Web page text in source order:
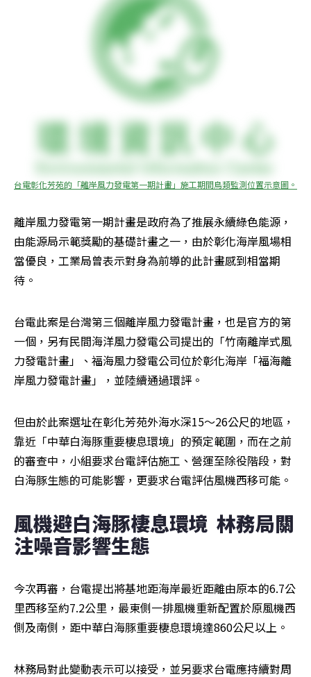
台電彰化芳苑的「離岸風力發電第一期計畫」施工期間鳥類監測位置示意圖。
離岸風力發電第一期計畫是政府為了推展永續綠色能源，
由能源局示範獎勵的基礎計畫之一，由於彰化海岸風場相
當優良，工業局曾表示對身為前導的此計畫感到相當期
待。
台電此案是台灣第三個離岸風力發電計畫，也是官方的第
一個，另有民間海洋風力發電公司提出的「竹南離岸式風
力發電計畫」、福海風力發電公司位於彰化海岸「福海離
岸風力發電計畫」，並陸續通過環評。
但由於此案選址在彰化芳苑外海水深15～26公尺的地區，
靠近「中華白海豚重要棲息環境」的預定範圍，而在之前
的審查中，小組要求台電評估施工、營運至除役階段，對
白海豚生態的可能影響，更要求台電評估風機西移可能。
風機避白海豚棲息環境  林務局關
注噪音影響生態
今次再審，台電提出將基地距海岸最近距離由原本的6.7公
里西移至約7.2公里，最東側一排風機重新配置於原風機西
側及南側，距中華白海豚重要棲息環境達860公尺以上。
林務局對此變動表示可以接受，並另要求台電應持續對周